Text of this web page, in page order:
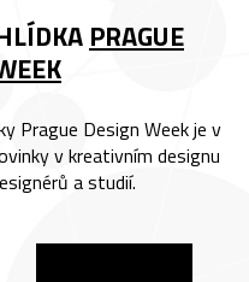
PRAGUE
Prague Design Week je v
v kreativním designu
a studií.